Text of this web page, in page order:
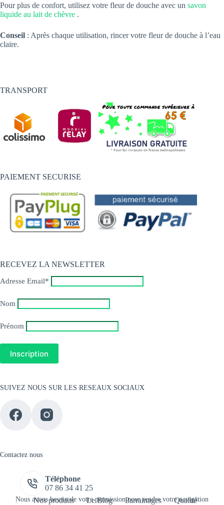
Nous avons besoin de votre permission pour rendre votre navigation
Pour plus de confort, utilisez votre fleur de douche avec un savon
liquide au lait de chèvre .
Conseil : Après chaque utilisation, rincer votre fleur de douche à l’eau
claire.
TRANSPORT
PAIEMENT SECURISE
RECEVEZ LA NEWSLETTER
Adresse Email*
Nom
Prénom
SUIVEZ NOUS SUR LES RESEAUX SOCIAUX
Contactez nous
Téléphone
07 86 34 41 25
Nos produits
Le Blog Parrainages Qualité